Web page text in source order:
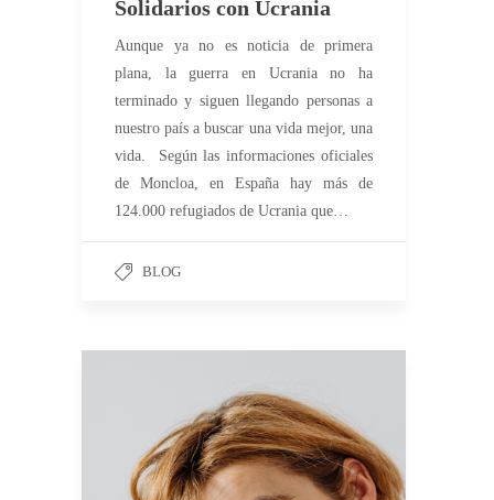
Solidarios con Ucrania
Aunque ya no es noticia de primera
plana, la guerra en Ucrania no ha
terminado y siguen llegando personas a
nuestro país a buscar una vida mejor, una
vida. Según las informaciones oficiales
de Moncloa, en España hay más de
124.000 refugiados de Ucrania que…
BLOG